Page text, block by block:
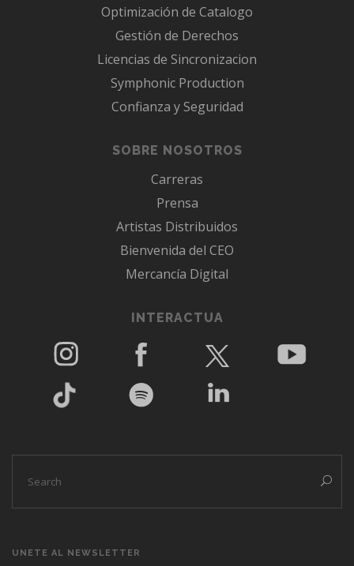
Optimización de Catalogo
Gestión de Derechos
Licencias de Sincronizacion
Symphonic Production
Confianza y Seguridad
SOBRE NOSOTROS
Carreras
Prensa
Artistas Distribuidos
Bienvenida del CEO
Mercancía Digital
INTERACTUA
UNETE AL NEWSLETTER